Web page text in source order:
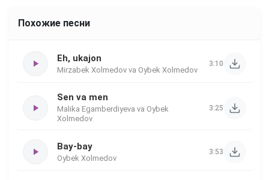
Похожие песни
Eh, ukajon
Mirzabek Xolmedov va Oybek Xolmedov
3:10
Sen va men
Malika Egamberdiyeva va Oybek
Xolmedov
3:25
Bay-bay
Oybek Xolmedov
3:53